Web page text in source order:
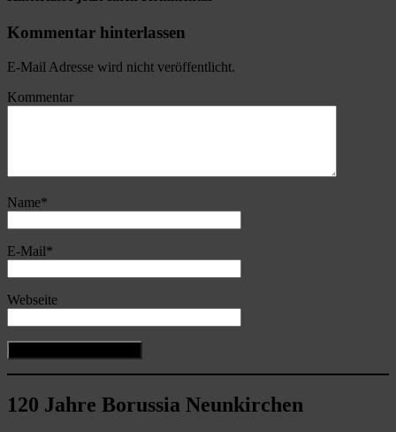
Kommentar hinterlassen
E-Mail Adresse wird nicht veröffentlicht.
Kommentar
Name*
E-Mail*
Webseite
120 Jahre Borussia Neunkirchen